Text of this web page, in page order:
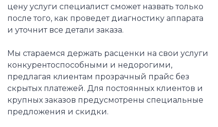
цену услуги специалист сможет назвать только
после того, как проведет диагностику аппарата
и уточнит все детали заказа.
Мы стараемся держать расценки на свои услуги
конкурентоспособными и недорогими,
предлагая клиентам прозрачный прайс без
скрытых платежей. Для постоянных клиентов и
крупных заказов предусмотрены специальные
предложения и скидки.